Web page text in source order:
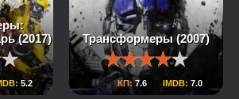
(2017)
5.2
Трансформеры (2007)
КП:7.6 IMDB: 7.0